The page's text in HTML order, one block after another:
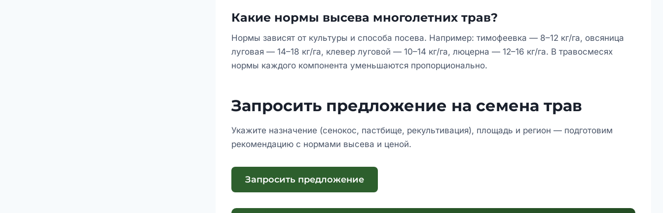
Какие нормы высева многолетних трав?
Нормы зависят от культуры и способа посева. Например: тимофеевка — 8–12 кг/га, овсяница
луговая — 14–18 кг/га, клевер луговой — 10–14 кг/га, люцерна — 12–16 кг/га. В травосмесях
нормы каждого компонента уменьшаются пропорционально.
Запросить предложение на семена трав
Укажите назначение (сенокос, пастбище, рекультивация), площадь и регион — подготовим
рекомендацию с нормами высева и ценой.
Запросить предложение